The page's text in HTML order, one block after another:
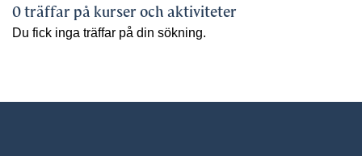
0 träffar på kurser och aktiviteter
Du fick inga träffar på din sökning.